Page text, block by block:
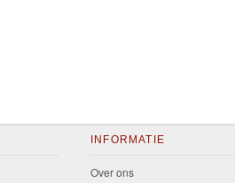
INFORMATIE
Over ons